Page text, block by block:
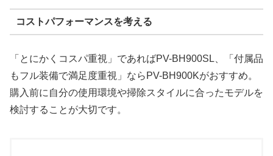
コストパフォーマンスを考える
「とにかくコスパ重視」であればPV-BH900SL、「付属品
もフル装備で満足度重視」ならPV-BH900Kがおすすめ。
購入前に自分の使用環境や掃除スタイルに合ったモデルを
検討することが大切です。